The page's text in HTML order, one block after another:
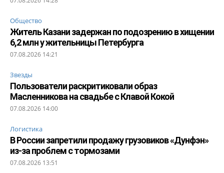
Общество
Житель Казани задержан по подозрению в хищении
6,2 млн у жительницы Петербурга
07.08.2026 14:21
Звезды
Пользователи раскритиковали образ
Масленникова на свадьбе с Клавой Кокой
07.08.2026 14:00
Логистика
В России запретили продажу грузовиков «Дунфэн»
из-за проблем с тормозами
07.08.2026 13:51